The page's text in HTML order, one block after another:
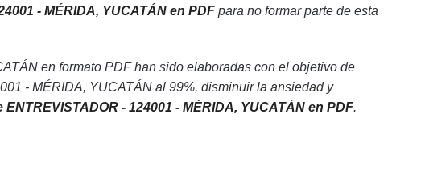
- MÉRIDA, YUCATÁN en PDFpara no formar parte de esta
en formato PDF han sido elaboradas con el objetivo de
- MÉRIDA, YUCATÁN al 99%, disminuir la ansiedad y
- 124001 - MÉRIDA, YUCATÁN en PDF.